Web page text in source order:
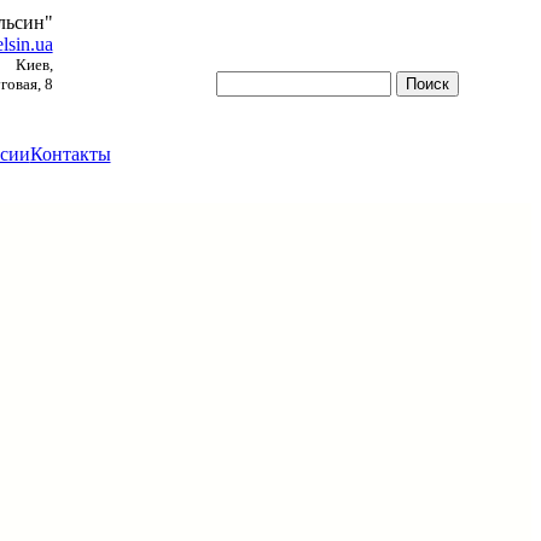
Киев,
8
Контакты